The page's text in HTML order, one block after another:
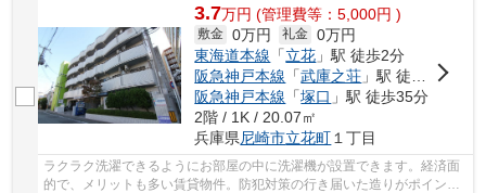
3.7万円 (管理費等：5,000円 )
敷金 0万円 礼金 0万円
東海道本線 「立花 」駅 徒歩2分
阪急神戸本線 「武庫之荘 」駅 徒歩20分
阪急神戸本線 「塚口 」駅 徒歩35分
2階 / 1K / 20.07㎡
兵庫県尼崎市立花町 １丁目
ラクラク洗濯できるようにお部屋の中に洗濯機が設置できます。経済面
的で、メリットも多い賃貸物件。防犯対策の行き届いた造りがポイン